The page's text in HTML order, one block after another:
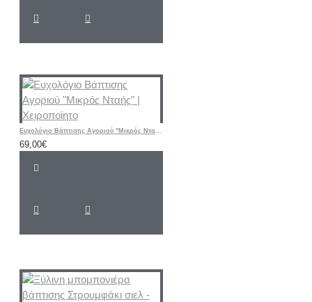
Ευχολόγιο Βάπτισης Αγοριού "Μικρός Νταής" | Χειροποίητο
69,00€